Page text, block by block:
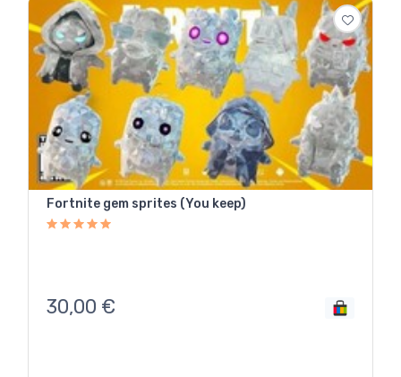
Fortnite gem sprites (You keep)
30,00 €